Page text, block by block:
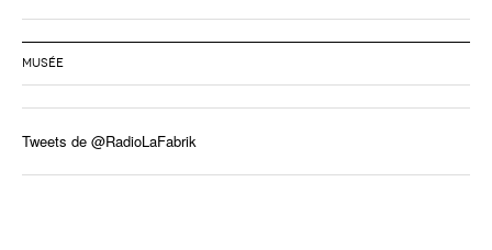
MUSÉE
Tweets de @RadioLaFabrik